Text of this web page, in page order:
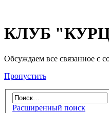
КЛУБ
Обсуждаем все связанное с
Пропустить
Расширенный поиск